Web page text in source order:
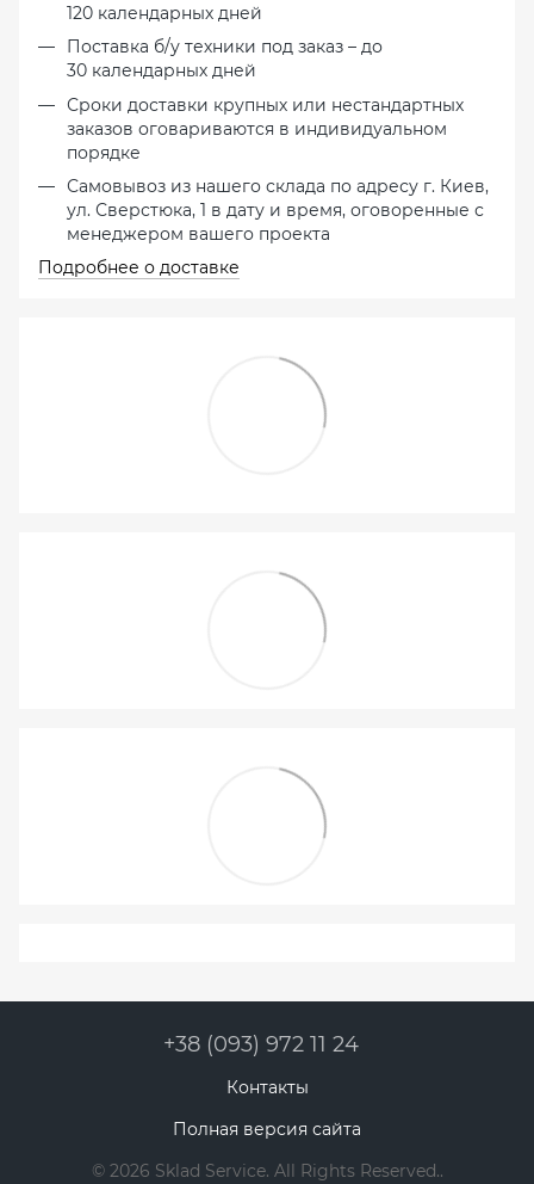
120 календарных дней
Поставка б/у техники под заказ – до
30 календарных дней
Сроки доставки крупных или нестандартных
заказов оговариваются в индивидуальном
порядке
Самовывоз из нашего склада по адресу г. Киев,
ул. Сверстюка, 1 в дату и время, оговоренные с
менеджером вашего проекта
Подробнее о доставке
+38 (093) 972 11 24
Контакты
Полная версия сайта
© 2026 Sklad Service. All Rights Reserved..